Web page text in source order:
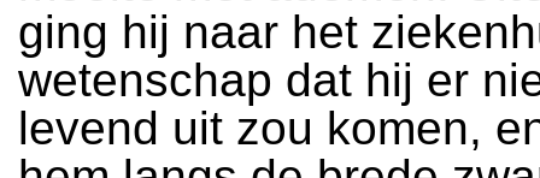
ging hij naar het
wetenschap dat hij er
levend uit zou komen,